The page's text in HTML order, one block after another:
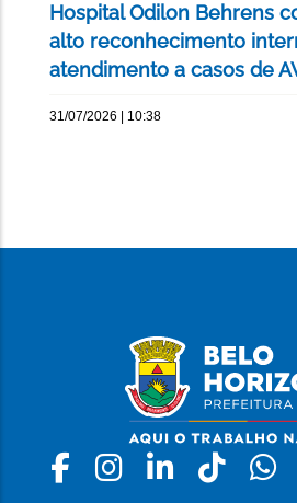
Hospital Odilon Behrens
alto reconhecimento
atendimento a casos de
31/07/2026 | 10:38
Facebook
Instagram
Linkedin